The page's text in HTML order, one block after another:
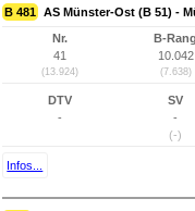
B 481 AS Münster-Ost (B 51) -
Nr.
41
(13.924)
B-Rang
10.042
(7.638)
DTV
-
SV
-
(-)
Infos...